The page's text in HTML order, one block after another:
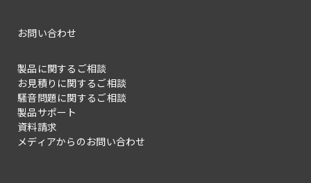
お問い合わせ
製品に関するご相談
お見積りに関するご相談
騒音問題に関するご相談
製品サポート
資料請求
メディアからのお問い合わせ